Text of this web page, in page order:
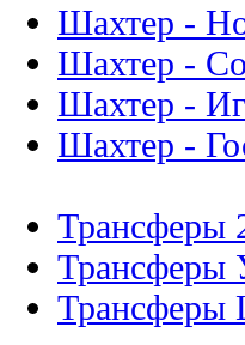
Шахтер -
Шахтер -
Шахтер -
Шахтер -
Трансферы
Трансферы
Трансферы